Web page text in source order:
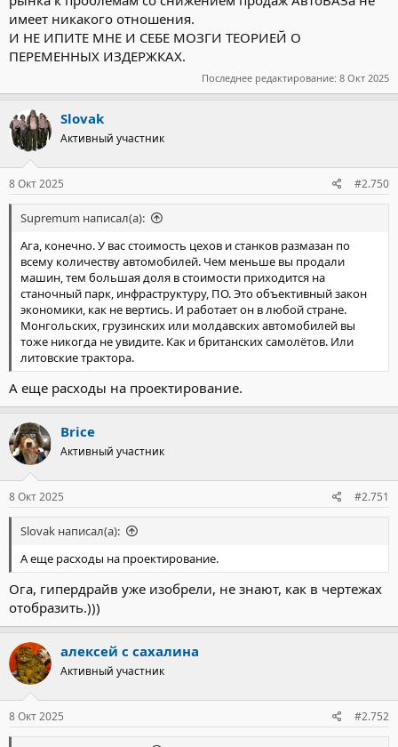
имеет никакого отношения.
И НЕ ИПИТЕ МНЕ И СЕБЕ МОЗГИ ТЕОРИЕЙ О
ПЕРЕМЕННЫХ ИЗДЕРЖКАХ.
Последнее редактирование: 8 Окт 2025
Slovak
Активный участник
8 Окт 2025 #2.750
Supremum написал(а):
Ага, конечно. У вас стоимость цехов и станков размазан по
всему количеству автомобилей. Чем меньше вы продали
машин, тем большая доля в стоимости приходится на
станочный парк, инфраструктуру, ПО. Это объективный закон
экономики, как не вертись. И работает он в любой стране.
Монгольских, грузинских или молдавских автомобилей вы
тоже никогда не увидите. Как и британских самолётов. Или
литовские трактора.
А еще расходы на проектирование.
Brice
Активный участник
8 Окт 2025 #2.751
Slovak написал(а):
А еще расходы на проектирование.
Ога, гипердрайв уже изобрели, не знают, как в чертежах
отобразить.)))
алексей с сахалина
Активный участник
8 Окт 2025 #2.752